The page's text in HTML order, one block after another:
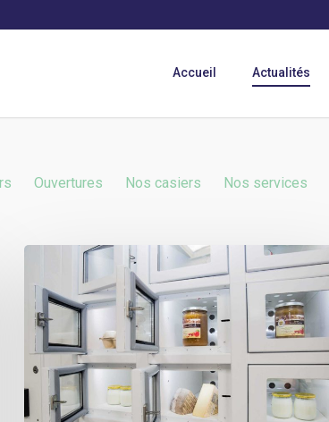
Accueil Actualités
Ouvertures Nos casiers Nos services